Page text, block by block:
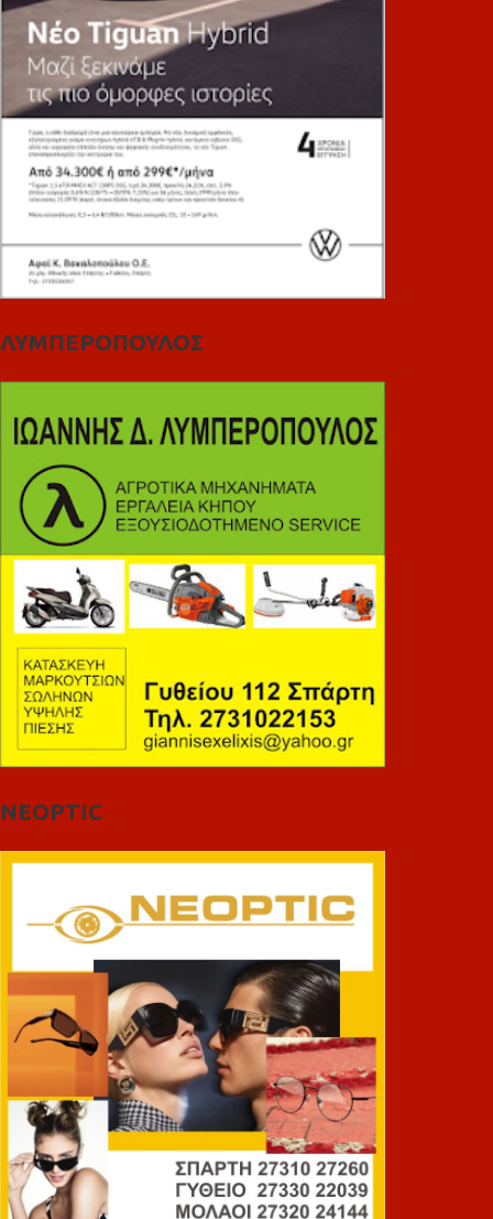
ΛΥΜΠΕΡΟΠΟΥΛΟΣ
NEOPTIC